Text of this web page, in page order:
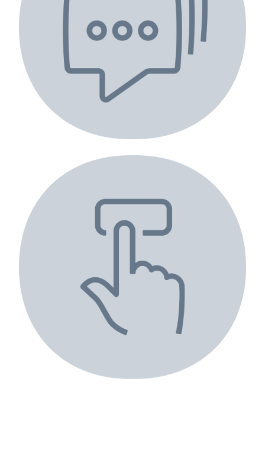
Otomatik mesajlar sayesinde yanıt
oranını yükseltme.
yönlendiren reklamlar için ilave reklam
verme amaçlarına ulaşma.